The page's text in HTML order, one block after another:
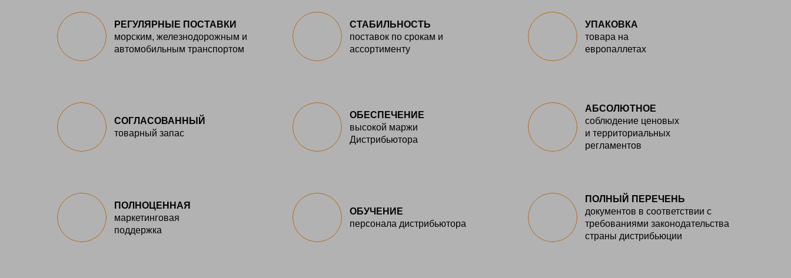
РЕГУЛЯРНЫЕ ПОСТАВКИ
морским, железнодорожным и
автомобильным транспортом
СТАБИЛЬНОСТЬ
поставок по срокам и
ассортименту
УПАКОВКА
товара на
европаллетах
СОГЛАСОВАННЫЙ
товарный запас
ОБЕСПЕЧЕНИЕ
высокой маржи
Дистрибьютора
АБСОЛЮТНОЕ
соблюдение ценовых
и территориальных
регламентов
ПОЛНОЦЕННАЯ
маркетинговая
поддержка
ОБУЧЕНИЕ
персонала дистрибьютора
ПОЛНЫЙ ПЕРЕЧЕНЬ
документов в соответствии с
требованиями законодательства
страны дистрибьюции